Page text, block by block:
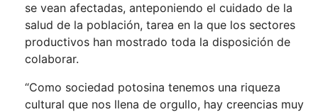
se vean afectadas, anteponiendo el cuidado de la
salud de la población, tarea en la que los sectores
productivos han mostrado toda la disposición de
colaborar.
“Como sociedad potosina tenemos una riqueza
cultural que nos llena de orgullo, hay creencias muy